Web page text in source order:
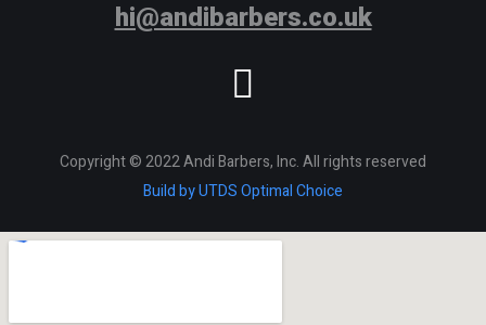
hi@andibarbers.co.uk
Copyright © 2022 Andi Barbers, Inc. All rights reserved
Build by UTDS Optimal Choice